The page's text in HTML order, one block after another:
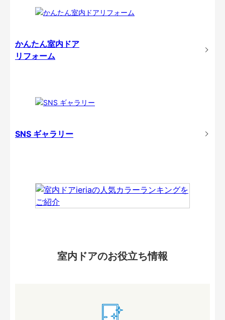
かんたん室内ドア
リフォーム
SNS ギャラリー
室内ドアのお役立ち情報